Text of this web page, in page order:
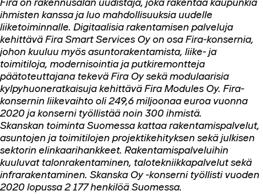
ihmisten kanssa ja luo mahdollisuuksia uudelle
liiketoiminnalle. Digitaalisia rakentamisen palveluja
kehittävä Fira Smart Services Oy on osa Fira-konsernia,
johon kuuluu myös asuntorakentamista, liike- ja
toimitiloja, modernisointia ja putkiremontteja
päätoteuttajana tekevä Fira Oy sekä modulaarisia
kylpyhuoneratkaisuja kehittävä Fira Modules Oy. Fira-
konsernin liikevaihto oli 249,6 miljoonaa euroa vuonna
2020 ja konserni työllistää noin 300 ihmistä.
Skanskan toiminta Suomessa kattaa rakentamispalvelut,
asuntojen ja toimitilojen projektikehityksen sekä julkisen
sektorin elinkaarihankkeet. Rakentamispalveluihin
kuuluvat talonrakentaminen, talotekniikkapalvelut sekä
infrarakentaminen. Skanska Oy -konserni työllisti vuoden
2020 lopussa 2 177 henkilöä Suomessa.